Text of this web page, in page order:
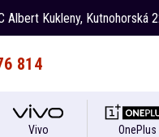
Albert Kukleny, Kutnohorská
814
Vivo OnePlus